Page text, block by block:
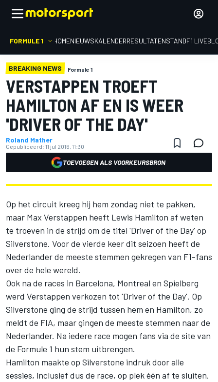
FORMULE 1 HOMENIEUWSKALENDERRESULTATENSTANDF1
BREAKING NEWS Formule 1
VERSTAPPEN TROEFT
HAMILTON AF EN IS WEER
'DRIVER OF THE DAY'
Roland Mather
Gepubliceerd: 11 jul 2016, 11:30
TOEVOEGEN ALS VOORKEURSBRON
Op het circuit kreeg hij hem zondag niet te pakken,
maar Max Verstappen heeft Lewis Hamilton af weten
te troeven in de strijd om de titel 'Driver of the Day' op
Silverstone. Voor de vierde keer dit seizoen heeft de
Nederlander de meeste stemmen gekregen van F1-fans
over de hele wereld.
Ook na de races in Barcelona, Montreal en Spielberg
werd Verstappen verkozen tot 'Driver of the Day'. Op
Silverstone ging de strijd tussen hem en Hamilton, zo
meldt de FIA, maar gingen de meeste stemmen naar de
Nederlander. Na iedere race mogen fans via de site van
de Formule 1 hun stem uitbrengen.
Hamilton maakte op Silverstone indruk door alle
sessies, inclusief dus de race, op plek één af te sluiten.